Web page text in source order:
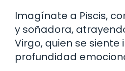
Imagínate a Piscis,
y soñadora,
Virgo, quien se
profundidad